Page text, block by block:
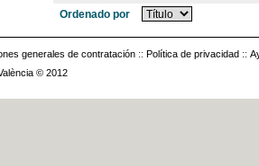
Ordenado por
generales de contratación :: Política de privacidad ::
© 2012